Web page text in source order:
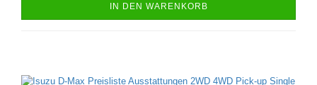
IN DEN WARENKORB